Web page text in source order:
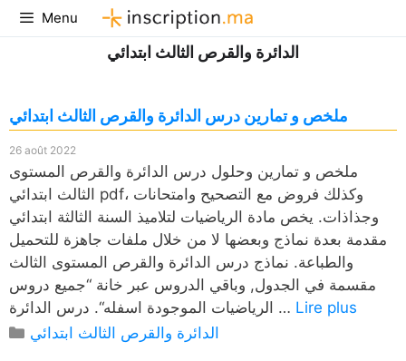
Aller
au
Menu
الدائرة والقرص الثالث ابتدائي
ملخص و تمارين درس الدائرة والقرص الثالث ابتدائي
26 août 2022
ملخص و تمارين وحلول درس الدائرة والقرص المستوى
الثالث ابتدائي pdf، وكذلك فروض مع التصحيح وامتحانات
وجذاذات. يخص مادة الرياضيات لتلاميذ السنة الثالثة ابتدائي
مقدمة بعدة نماذج وبعضها لا من خلال ملفات جاهزة للتحميل
والطباعة. نماذج درس الدائرة والقرص المستوى الثالث
مقسمة في الجدول, وباقي الدروس عبر خانة “جميع دروس
الرياضيات الموجودة اسفله“. درس الدائرة … Lire plus
Catégories
الدائرة والقرص الثالث ابتدائي